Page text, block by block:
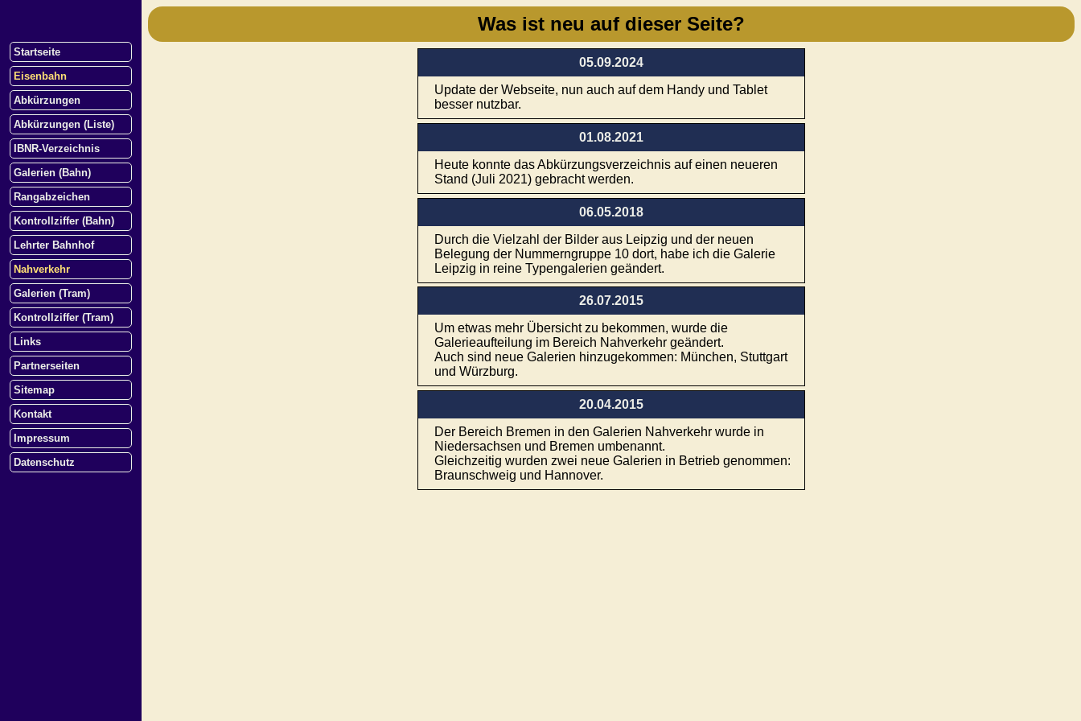
Startseite
Eisenbahn
Abkürzungen
Abkürzungen (Liste)
IBNR-Verzeichnis
Galerien (Bahn)
Rangabzeichen
Kontrollziffer (Bahn)
Lehrter Bahnhof
Nahverkehr
Galerien (Tram)
Kontrollziffer (Tram)
Links
Partnerseiten
Sitemap
Kontakt
Impressum
Datenschutz
Was ist neu auf dieser Seite?
05.09.2024
Update der Webseite, nun auch auf dem Handy und Tablet
besser nutzbar.
01.08.2021
Heute konnte das Abkürzungsverzeichnis auf einen neueren
Stand (Juli 2021) gebracht werden.
06.05.2018
Durch die Vielzahl der Bilder aus Leipzig und der neuen
Belegung der Nummerngruppe 10 dort, habe ich die Galerie
Leipzig in reine Typengalerien geändert.
26.07.2015
Um etwas mehr Übersicht zu bekommen, wurde die
Galerieaufteilung im Bereich Nahverkehr geändert.
Auch sind neue Galerien hinzugekommen: München, Stuttgart
und Würzburg.
20.04.2015
Der Bereich Bremen in den Galerien Nahverkehr wurde in
Niedersachsen und Bremen umbenannt.
Gleichzeitig wurden zwei neue Galerien in Betrieb genommen:
Braunschweig und Hannover.